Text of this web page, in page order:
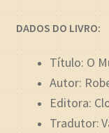
DADOS DO LIVRO:
Título: O
Autor:
Editora:
Tradutor: